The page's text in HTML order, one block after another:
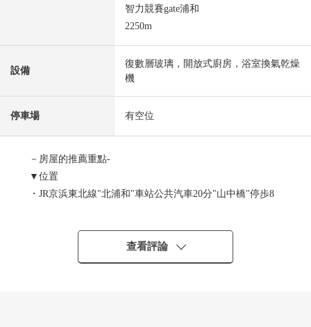
智力競賽gate浦和
2250m
設備
復數層玻璃，開放式廚房，浴室換氣乾燥
機
停車場 有空位
－房屋的推薦重點-
▼位置
・JR京浜東北線"北浦和"車站公共汽車20分"山中橋"停歩8
・前面道路是車的進出容易約6.0m花的區劃
查看評論